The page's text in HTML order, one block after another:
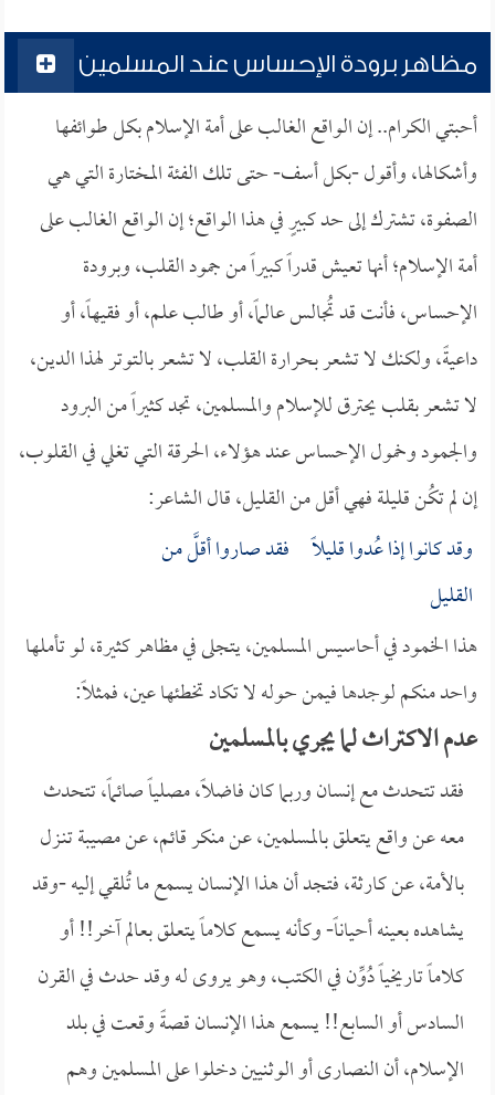
مظاهر برودة الإحساس عند المسلمين
أحبتي الكرام.. إن الواقع الغالب على أمة الإسلام بكل طوائفها
وأشكالها، وأقول -بكل أسف- حتى تلك الفئة المختارة التي هي
الصفوة، تشترك إلى حد كبيرٍ في هذا الواقع؛ إن الواقع الغالب على
أمة الإسلام؛ أنها تعيش قدراً كبيراً من جمود القلب، وبرودة
الإحساس، فأنت قد تُجالس عالماً، أو طالب علم، أو فقيهاً، أو
داعيةً، ولكنك لا تشعر بحرارة القلب، لا تشعر بالتوتر لهذا الدين،
لا تشعر بقلب يحترق للإسلام والمسلمين، تجد كثيراً من البرود
والجمود وخمول الإحساس عند هؤلاء، الحرقة التي تغلي في القلوب،
إن لم تكُن قليلة فهي أقل من القليل، قال الشاعر:
وقد كانوا إذا عُدوا قليلاً فقد صاروا أقلَّ من
القليل
هذا الخمود في أحاسيس المسلمين، يتجلى في مظاهر كثيرة، لو تأملها
واحد منكم لوجدها فيمن حوله لا تكاد تخطئها عين، فمثلاً:
عدم الاكتراث لما يجري بالمسلمين
فقد تتحدث مع إنسان وربما كان فاضلاً، مصلياً صائماً، تتحدث
معه عن واقع يتعلق بالمسلمين، عن منكر قائم، عن مصيبة تنـزل
بالأمة، عن كارثة، فتجد أن هذا الإنسان يسمع ما تُلقي إليه -وقد
يشاهده بعينه أحياناً- وكأنه يسمع كلاماً يتعلق بعالم آخر!! أو
كلاماً تاريخياً دُوِّن في الكتب، وهو يروى له وقد حدث في القرن
السادس أو السابع!! يسمع هذا الإنسان قصةً وقعت في بلد
الإسلام، أن النصارى أو الوثنيين دخلوا على المسلمين وهم